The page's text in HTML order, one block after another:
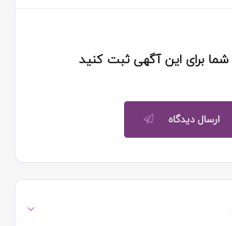
شما برای این آگهی ثبت کنید
ارسال دیدگاه